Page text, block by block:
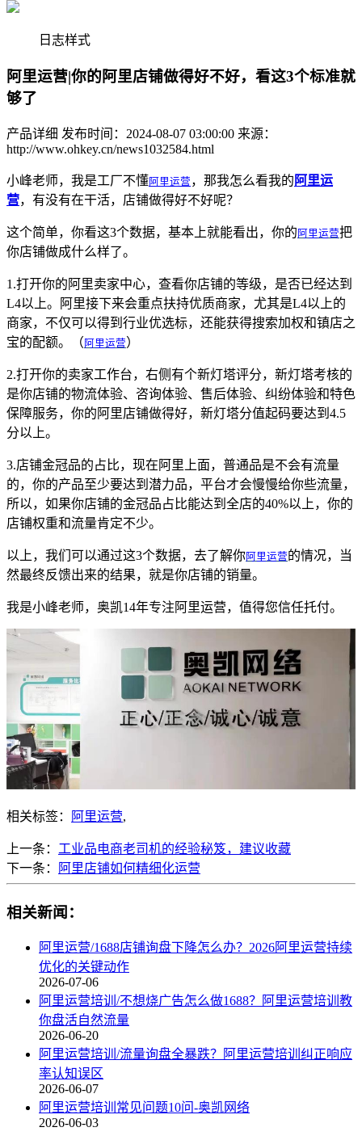
日志样式
阿里运营|你的阿里店铺做得好不好，看这3个标准就
够了
产品详细 发布时间：2024-08-07 03:00:00 来源：
http://www.ohkey.cn/news1032584.html
小峰老师，我是工厂不懂阿里运营，那我怎么看我的 阿里运
营，有没有在干活，店铺做得好不好呢？
这个简单，你看这3个数据，基本上就能看出，你的阿里运营把
你店铺做成什么样了。
1.打开你的阿里卖家中心，查看你店铺的等级，是否已经达到
L4以上。阿里接下来会重点扶持优质商家，尤其是L4以上的
商家，不仅可以得到行业优选标，还能获得搜索加权和镇店之
宝的配额。（阿里运营）
2.打开你的卖家工作台，右侧有个新灯塔评分，新灯塔考核的
是你店铺的物流体验、咨询体验、售后体验、纠纷体验和特色
保障服务，你的阿里店铺做得好，新灯塔分值起码要达到4.5
分以上。
3.店铺金冠品的占比，现在阿里上面，普通品是不会有流量
的，你的产品至少要达到潜力品，平台才会慢慢给你些流量，
所以，如果你店铺的金冠品占比能达到全店的40%以上，你的
店铺权重和流量肯定不少。
以上，我们可以通过这3个数据，去了解你阿里运营的情况，当
然最终反馈出来的结果，就是你店铺的销量。
我是小峰老师，奥凯14年专注阿里运营，值得您信任托付。
相关标签： 阿里运营,
上一条： 工业品电商老司机的经验秘笈，建议收藏
下一条：
阿里店铺如何精细化运营
相关新闻：
阿里运营/1688店铺询盘下降怎么办？2026阿里运营持续
优化的关键动作
2026-07-06
阿里运营培训/不想烧广告怎么做1688？阿里运营培训教
你盘活自然流量
2026-06-20
阿里运营培训/流量询盘全暴跌？阿里运营培训纠正响应
率认知误区
2026-06-07
阿里运营培训常见问题10问-奥凯网络
2026-06-03